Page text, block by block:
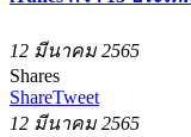
12 มีนาคม 2565
Shares
ShareTweet
12 มีนาคม 2565